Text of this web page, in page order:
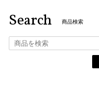
Search 商品検索